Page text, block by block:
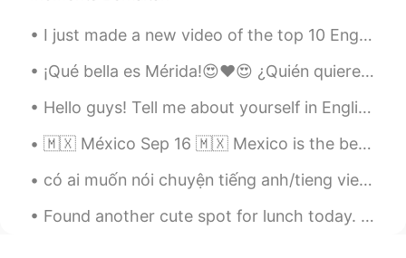
@Ale Gracias!!
Megan 2021.03.10 02:46
@Ale S. gracias Manu!
EN ES
@Marisol
I just made a new video of the top 10 English verbs with example sentences. For all my chinese fr...
¡Qué bella es Mérida!😍❤️😍 ¿Quién quiere ir conmigo la próxima vez? Podemos tomar café y explor...
Hello guys! Tell me about yourself in English or your language in the comments! ♥️ And I would li...
🇲🇽 México Sep 16 🇲🇽 Mexico is the best place to be on September 16, Mexican Independence Day. Th...
có ai muốn nói chuyện tiếng anh/tieng viet không? Would anyone like to speak in English/Vietname...
Found another cute spot for lunch today. Super cute decor and great food. “You drive me crazy ju...